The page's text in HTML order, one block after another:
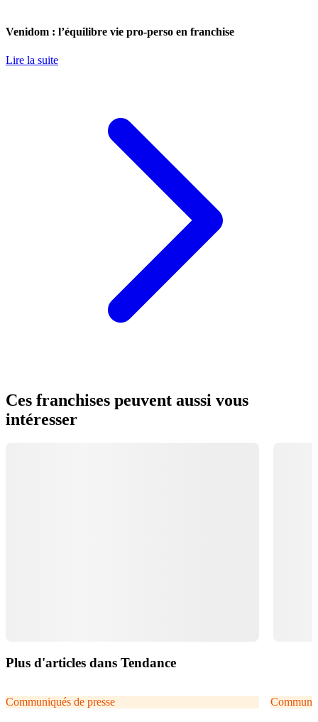
Venidom : l’équilibre vie pro-perso en franchise
Lire la suite
Ces franchises peuvent aussi vous
intéresser
Plus d'articles dans Tendance
Communiqués de presse